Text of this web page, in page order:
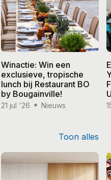
Winactie: Win een
exclusieve, tropische
lunch bij Restaurant BO
by Bougainville!
21 jul '26 Nieuws
Toon alles